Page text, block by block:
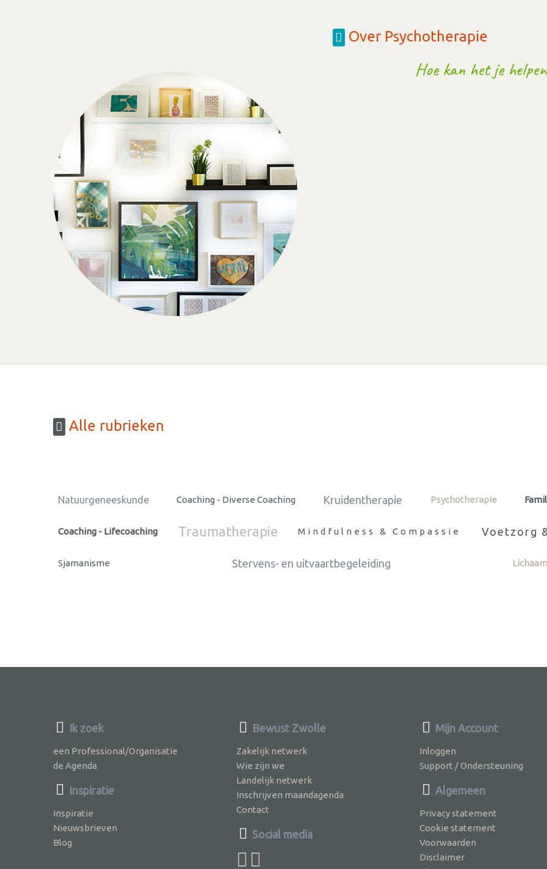
Over Psychotherapie
Hoe kan het je
Alle rubrieken
Natuurgeneeskunde Coaching - Diverse Coaching Kruidentherapie Psychotherapie
Coaching - Lifecoaching Traumatherapie Mindfulness & Compassie Voetzorg
Sjamanisme Stervens- en uitvaartbegeleiding
Ik zoek
een Professional/Organisatie
de Agenda
Inspiratie
Inspiratie
Nieuwsbrieven
Blog
Bewust Zwolle
Zakelijk netwerk
Wie zijn we
Landelijk netwerk
Inschrijven maandagenda
Contact
Social media
Mijn Account
Inloggen
Support / Ondersteuning
Algemeen
Privacy statement
Cookie statement
Voorwaarden
Disclaimer